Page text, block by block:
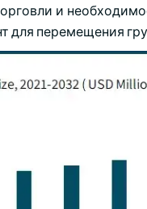
и
для перемещения